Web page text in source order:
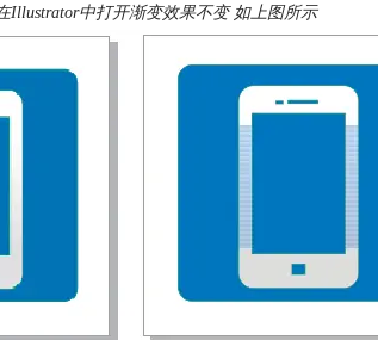
Illustrator中打开渐变效果不变 如上图所示